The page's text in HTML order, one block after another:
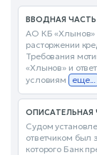
ВВОДНАЯ ЧАСТЬ
АО КБ «Хлынов»
расторжении
Требования
«Хлынов» и
условиям
еще...
ОПИСАТЕЛЬНАЯ
Судом
ответчиком был
которого Банк